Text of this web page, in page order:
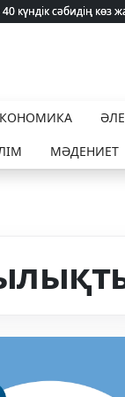
күндік сәбидің
күндік сәбидің
МӘДЕНИЕТ